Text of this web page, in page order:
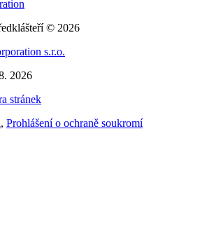
© 2026
s.r.o.
2026
stránek
, Prohlášení o ochraně soukromí